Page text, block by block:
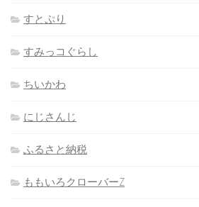
すとぷり
すみっコぐらし
ちいかわ
にじさんじ
ふるさと納税
ももいろクローバーZ